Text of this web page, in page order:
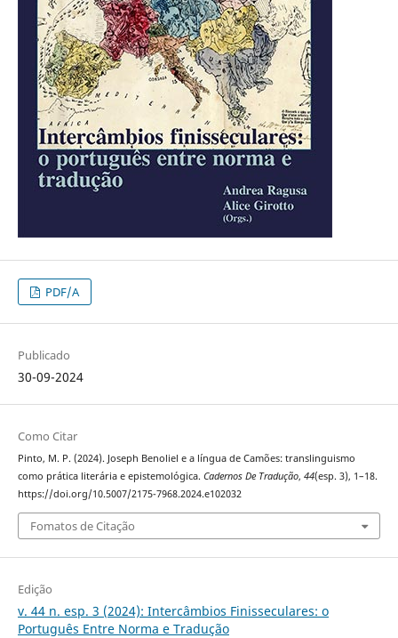
PDF/A
Publicado
30-09-2024
Como Citar
Pinto, M. P. (2024). Joseph Benoliel e a língua de Camões: translinguismo
como prática literária e epistemológica. Cadernos De Tradução, 44(esp. 3), 1–18.
https://doi.org/10.5007/2175-7968.2024.e102032
Fomatos de Citação
Edição
v. 44 n. esp. 3 (2024): Intercâmbios Finisseculares: o
Português Entre Norma e Tradução